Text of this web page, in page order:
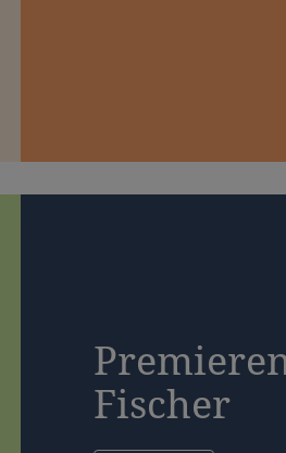
Fischer